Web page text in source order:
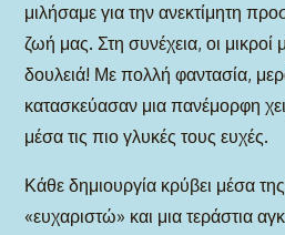
μιλήσαμε για την ανεκτίμητη
ζωή μας. Στη συνέχεια, οι μικροί
δουλειά! Με πολλή φαντασία,
κατασκεύασαν μια πανέμορφη
μέσα τις πιο γλυκές τους ευχές.
Κάθε δημιουργία κρύβει μέσα
«ευχαριστώ» και μια τεράστια